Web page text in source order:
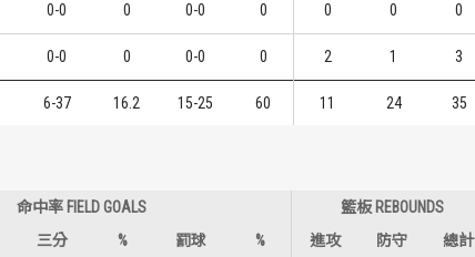
0-0 0 0-0 0 0 0 0
0-0 0 0-0 0 2 1 3
6-37 16.2 15-25 60 11 24 35
命中率 FIELD GOALS
籃板 REBOUNDS
三分 % 罰球 % 進攻 防守 總計